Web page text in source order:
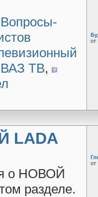
Вопросы-
ВАЗ ТВ,
от
LADA
о НОВОЙ
разделе.
от